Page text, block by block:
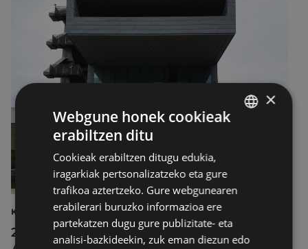
KULTURA
2026ko Delta Cultura Saria jaso du
×
Webgune honek cookieak
erabiltzen ditu
Cookieak erabiltzen ditugu edukia,
iragarkiak pertsonalizatzeko eta gure
trafikoa aztertzeko. Gure webgunearen
erabilerari buruzko informazioa ere
partekatzen dugu gure publizitate- eta
analisi-bazkideekin, zuk eman diezun edo